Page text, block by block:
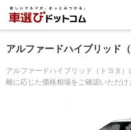
アルファードハイブリッド
アルファードハイブリッド（トヨタ
離に応じた価格相場をご確認いただけ